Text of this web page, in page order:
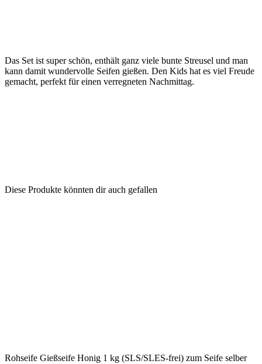
Das Set ist super schön, enthält ganz viele bunte Streusel und man
kann damit wundervolle Seifen gießen. Den Kids hat es viel Freude
gemacht, perfekt für einen verregneten Nachmittag.
Diese Produkte könnten dir auch gefallen
Rohseife Gießseife Honig 1 kg (SLS/SLES-frei) zum Seife selber